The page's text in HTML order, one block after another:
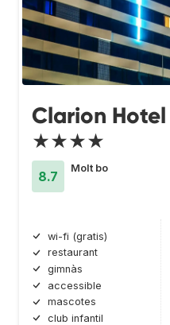
Clarion Hotel
★★★★
8.7
Molt bo
wi-fi (gratis)
restaurant
gimnàs
accessible
mascotes
club infantil